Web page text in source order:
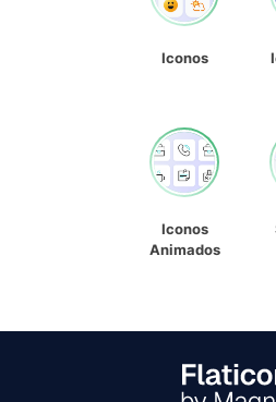
Iconos
Iconos
Animados